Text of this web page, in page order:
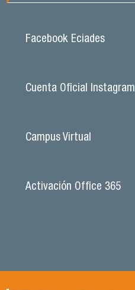
Facebook Eciades
Cuenta Oficial Instagram
Campus Virtual
Activación Office 365